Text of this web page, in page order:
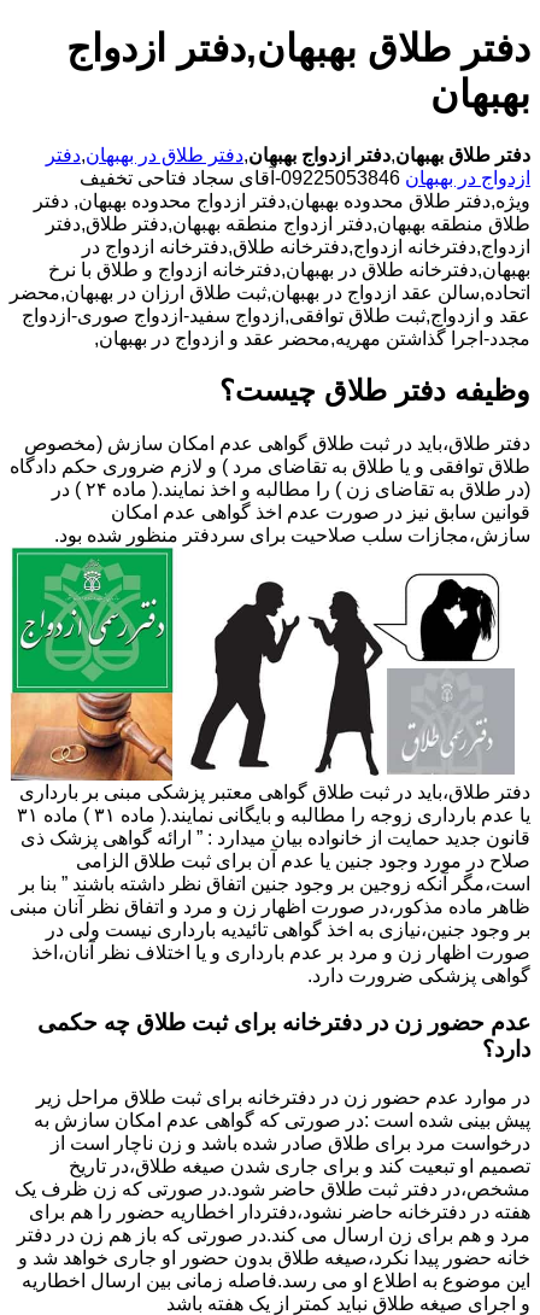
دفتر طلاق بهبهان,دفتر ازدواج
بهبهان
دفتر طلاق بهبهان,دفتر ازدواج بهبهان,دفتر طلاق در بهبهان,دفتر
ازدواج در بهبهان
09225053846-آقای سجاد فتاحی تخفیف
ویژه,دفتر طلاق محدوده بهبهان,دفتر ازدواج محدوده بهبهان, دفتر
طلاق منطقه بهبهان,دفتر ازدواج منطقه بهبهان,دفتر طلاق,دفتر
ازدواج,دفترخانه ازدواج,دفترخانه طلاق,دفترخانه ازدواج در
بهبهان,دفترخانه طلاق در بهبهان,دفترخانه ازدواج و طلاق با نرخ
اتحاده,سالن عقد ازدواج در بهبهان,ثبت طلاق ارزان در بهبهان,محضر
عقد و ازدواج,ثبت طلاق توافقی,ازدواج سفید-ازدواج صوری-ازدواج
مجدد-اجرا گذاشتن مهریه,محضر عقد و ازدواج در بهبهان,
وظیفه دفتر طلاق چیست؟
دفتر طلاق،باید در ثبت طلاق گواهی عدم امکان سازش (مخصوص
طلاق توافقی و یا طلاق به تقاضای مرد ) و لازم ضروری حکم دادگاه
(در طلاق به تقاضای زن ) را مطالبه و اخذ نمایند.( ماده ۲۴ ) در
قوانین سابق نیز در صورت عدم اخذ گواهی عدم امکان
سازش،مجازات سلب صلاحیت برای سردفتر منظور شده بود.
دفتر طلاق،باید در ثبت طلاق گواهی معتبر پزشکی مبنی بر بارداری
یا عدم بارداری زوجه را مطالبه و بایگانی نمایند.( ماده ۳۱ ) ماده ۳۱
قانون جدید حمایت از خانواده بیان میدارد : ” ارائه گواهی پزشک ذی
صلاح در مورد وجود جنین یا عدم آن برای ثبت طلاق الزامی
است،مگر آنکه زوجین بر وجود جنین اتفاق نظر داشته باشند ” بنا بر
ظاهر ماده مذکور،در صورت اظهار زن و مرد و اتفاق نظر آنان مبنی
بر وجود جنین،نیازی به اخذ گواهی تائیدیه بارداری نیست ولی در
صورت اظهار زن و مرد بر عدم بارداری و یا اختلاف نظر آنان،اخذ
گواهی پزشکی ضرورت دارد.
عدم حضور زن در دفترخانه برای ثبت طلاق چه حکمی
دارد؟
در موارد عدم حضور زن در دفترخانه برای ثبت طلاق مراحل زیر
پیش بینی شده است :در صورتی که گواهی عدم امکان سازش به
درخواست مرد برای طلاق صادر شده باشد و زن ناچار است از
تصمیم او تبعیت کند و برای جاری شدن صیغه طلاق،در تاریخ
مشخص،در دفتر ثبت طلاق حاضر شود.در صورتی که زن ظرف یک
هفته در دفترخانه حاضر نشود،دفتردار اخطاریه حضور را هم برای
مرد و هم برای زن ارسال می کند.در صورتی که باز هم زن در دفتر
خانه حضور پیدا نکرد،صیغه طلاق بدون حضور او جاری خواهد شد و
این موضوع به اطلاع او می رسد.فاصله زمانی بین ارسال اخطاریه
و اجرای صیغه طلاق نباید کمتر از یک هفته باشد